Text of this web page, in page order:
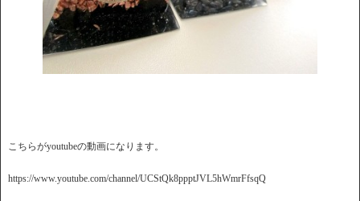
こちらがyoutubeの動画になります。
https://www.youtube.com/channel/UCStQk8ppptJVL5hWmrFfsqQ